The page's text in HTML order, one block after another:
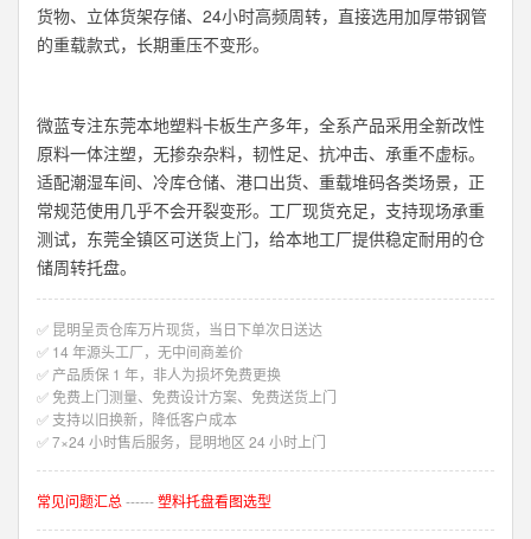
货物、立体货架存储、24小时高频周转，直接选用加厚带钢管
的重载款式，长期重压不变形。
微蓝专注东莞本地塑料卡板生产多年，全系产品采用全新改性
原料一体注塑，无掺杂杂料，韧性足、抗冲击、承重不虚标。
适配潮湿车间、冷库仓储、港口出货、重载堆码各类场景，正
常规范使用几乎不会开裂变形。工厂现货充足，支持现场承重
测试，东莞全镇区可送货上门，给本地工厂提供稳定耐用的仓
储周转托盘。
✅ 昆明呈贡仓库万片现货，当日下单次日送达
✅ 14 年源头工厂，无中间商差价
✅ 产品质保 1 年，非人为损坏免费更换
✅ 免费上门测量、免费设计方案、免费送货上门
✅ 支持以旧换新，降低客户成本
✅ 7×24 小时售后服务，昆明地区 24 小时上门
常见问题汇总 ------塑料托盘看图选型